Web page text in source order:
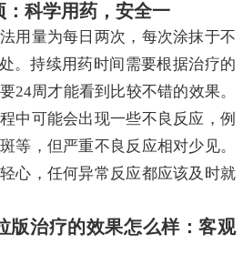
：科学用药，安全一
用量为每日两次，每次涂抹于不
。持续用药时间需要根据治疗的
24周才能看到比较不错的效果。
中可能会出现一些不良反应，例
等，但严重不良反应相对少见。
心，任何异常反应都应该及时就
版治疗的效果怎么样：客观